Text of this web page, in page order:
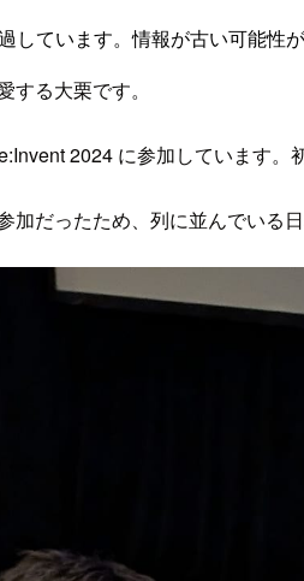
しています。情報が古い可能性
る大栗です。
2024 に参加しています
だったため、列に並んでいる